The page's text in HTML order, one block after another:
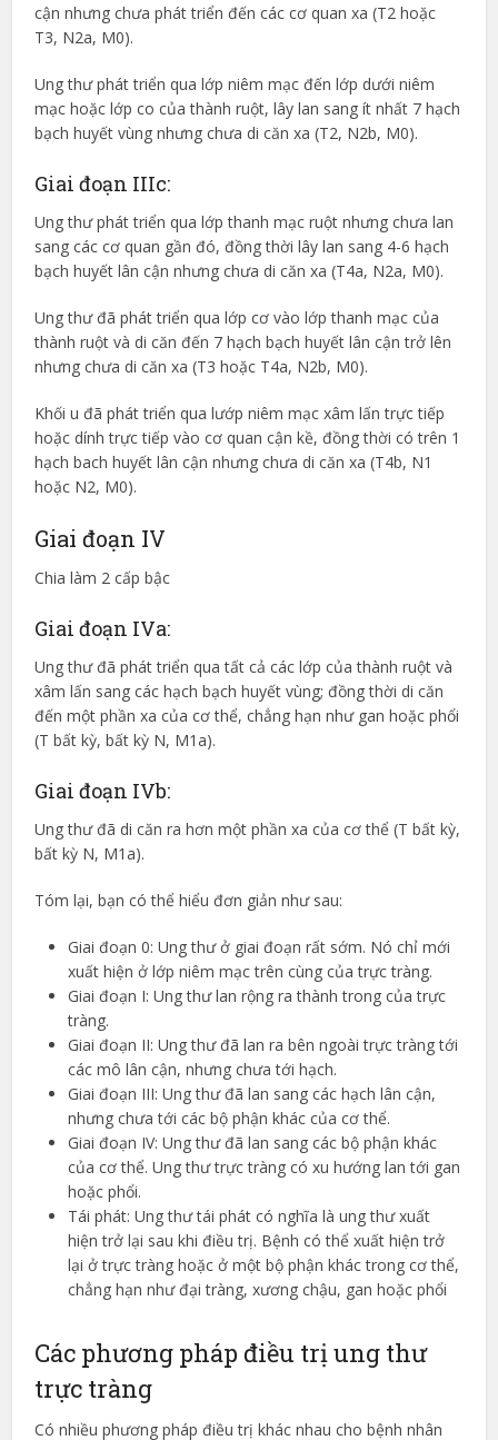
cận nhưng chưa phát triển đến các cơ quan xa (T2 hoặc
T3, N2a, M0).
Ung thư phát triển qua lớp niêm mạc đến lớp dưới niêm
mạc hoặc lớp co của thành ruột, lây lan sang ít nhất 7 hạch
bạch huyết vùng nhưng chưa di căn xa (T2, N2b, M0).
Giai đoạn IIIc:
Ung thư phát triển qua lớp thanh mạc ruột nhưng chưa lan
sang các cơ quan gần đó, đồng thời lây lan sang 4-6 hạch
bạch huyết lân cận nhưng chưa di căn xa (T4a, N2a, M0).
Ung thư đã phát triển qua lớp cơ vào lớp thanh mạc của
thành ruột và di căn đến 7 hạch bạch huyết lân cận trở lên
nhưng chưa di căn xa (T3 hoặc T4a, N2b, M0).
Khối u đã phát triển qua lướp niêm mạc xâm lấn trực tiếp
hoặc dính trực tiếp vào cơ quan cận kề, đồng thời có trên 1
hạch bach huyết lân cận nhưng chưa di căn xa (T4b, N1
hoặc N2, M0).
Giai đoạn IV
Chia làm 2 cấp bậc
Giai đoạn IVa:
Ung thư đã phát triển qua tất cả các lớp của thành ruột và
xâm lấn sang các hạch bạch huyết vùng; đồng thời di căn
đến một phần xa của cơ thể, chẳng hạn như gan hoặc phổi
(T bất kỳ, bất kỳ N, M1a).
Giai đoạn IVb:
Ung thư đã di căn ra hơn một phần xa của cơ thể (T bất kỳ,
bất kỳ N, M1a).
Tóm lại, bạn có thể hiểu đơn giản như sau:
Giai đoạn 0: Ung thư ở giai đoạn rất sớm. Nó chỉ mới
xuất hiện ở lớp niêm mạc trên cùng của trực tràng.
Giai đoạn I: Ung thư lan rộng ra thành trong của trực
tràng.
Giai đoạn II: Ung thư đã lan ra bên ngoài trực tràng tới
các mô lân cận, nhưng chưa tới hạch.
Giai đoạn III: Ung thư đã lan sang các hạch lân cận,
nhưng chưa tới các bộ phận khác của cơ thể.
Giai đoạn IV: Ung thư đã lan sang các bộ phận khác
của cơ thể. Ung thư trực tràng có xu hướng lan tới gan
hoặc phổi.
Tái phát: Ung thư tái phát có nghĩa là ung thư xuất
hiện trở lại sau khi điều trị. Bệnh có thể xuất hiện trở
lại ở trực tràng hoặc ở một bộ phận khác trong cơ thể,
chẳng hạn như đại tràng, xương chậu, gan hoặc phổi
Các phương pháp điều trị ung thư
trực tràng
Có nhiều phương pháp điều trị khác nhau cho bệnh nhân